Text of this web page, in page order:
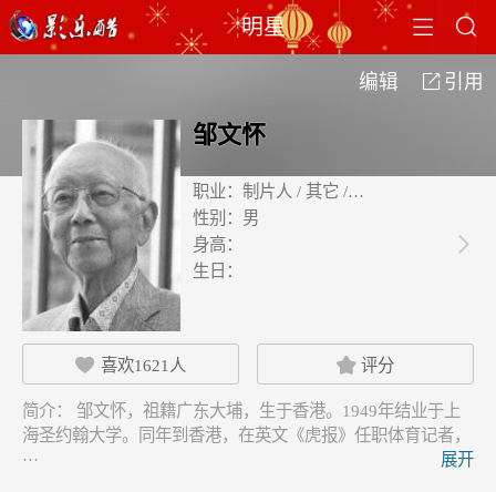
 
明星
编辑  引用
邹文怀
职业： 制片人 / 其它 /…
性别： 男
身高：
生日：

 喜欢1621 人  评分
简介：
海圣约翰大学。同年到香港，在英文《虎报》任职体育记者，
…
展开